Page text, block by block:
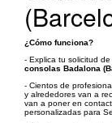
¿Cómo funciona?
- Explica tu solicitud
consolas Badalona
- Cientos de
y alrededores van a
van a poner en
personalizadas para